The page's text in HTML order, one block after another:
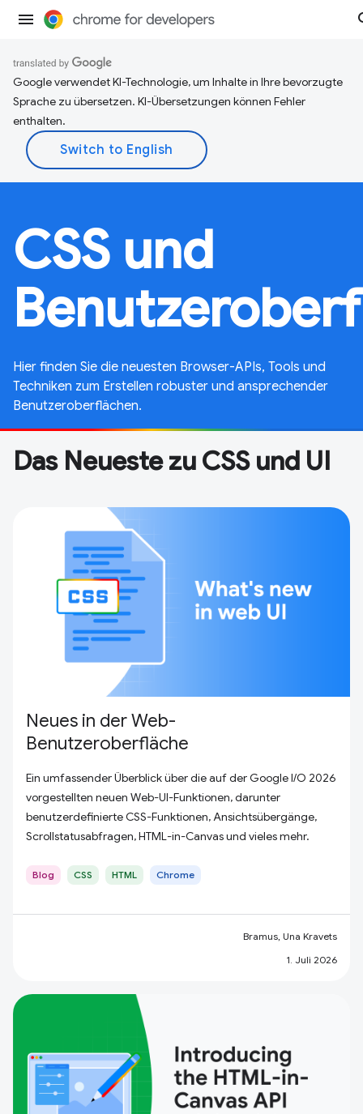
Google verwendet KI-Technologie, um Inhalte in Ihre bevorzugte
Sprache zu übersetzen. KI-Übersetzungen können Fehler
enthalten.
CSS und
Hier finden Sie die neuesten Browser-APIs, Tools und
Techniken zum Erstellen robuster und ansprechender
Benutzeroberflächen.
Das Neueste zu CSS und UI
Neues in der Web-
Benutzeroberfläche
Ein umfassender Überblick über die auf der Google I/O 2026
vorgestellten neuen Web-UI-Funktionen, darunter
benutzerdefinierte CSS-Funktionen, Ansichtsübergänge,
Scrollstatusabfragen, HTML-in-Canvas und vieles mehr.
Blog CSS HTML Chrome
Bramus, Una Kravets
1. Juli 2026